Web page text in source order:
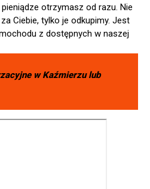
otrzymasz od razu. Nie
Ciebie, tylko je odkupimy. Jest
z dostępnych w naszej
wKaźmierzulub